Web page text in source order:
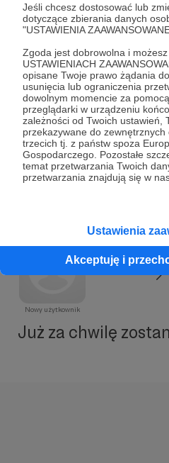
Jeśli chcesz dostosować lub
dotyczące zbierania danych
"USTAWIENIA
Zgoda jest dobrowolna i
USTAWIENIACH
opisane Twoje prawo żądania
usunięcia lub ograniczenia
dowolnym momencie za
przeglądarki w urządzeniu
zależności od Twoich ustawień,
przekazywane do
trzecich tj. z państw spoza
Gospodarczego. Pozostałe
temat przetwarzania Twoich
przetwarzania znajdują się w
Ustawienia
Akceptuję i
50 zł miesięcznie
50 złotych! Mógłbyś za to
wybrałeś wsparcie Strefy
Patroni: 1
Nowy użytkownik
Już za chwilę